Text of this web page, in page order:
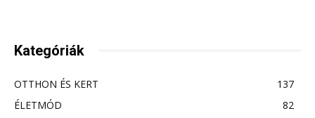
Kategóriák
OTTHON ÉS KERT
137
ÉLETMÓD
82